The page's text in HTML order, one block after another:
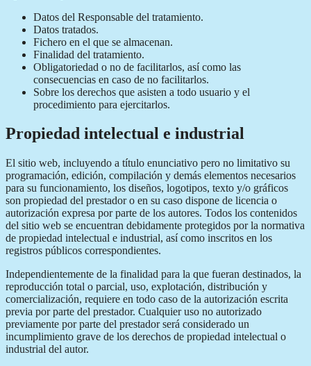
Datos del Responsable del tratamiento.
Datos tratados.
Fichero en el que se almacenan.
Finalidad del tratamiento.
Obligatoriedad o no de facilitarlos, así como las
consecuencias en caso de no facilitarlos.
Sobre los derechos que asisten a todo usuario y el
procedimiento para ejercitarlos.
Propiedad intelectual e industrial
El sitio web, incluyendo a título enunciativo pero no limitativo su
programación, edición, compilación y demás elementos necesarios
para su funcionamiento, los diseños, logotipos, texto y/o gráficos
son propiedad del prestador o en su caso dispone de licencia o
autorización expresa por parte de los autores. Todos los contenidos
del sitio web se encuentran debidamente protegidos por la normativa
de propiedad intelectual e industrial, así como inscritos en los
registros públicos correspondientes.
Independientemente de la finalidad para la que fueran destinados, la
reproducción total o parcial, uso, explotación, distribución y
comercialización, requiere en todo caso de la autorización escrita
previa por parte del prestador. Cualquier uso no autorizado
previamente por parte del prestador será considerado un
incumplimiento grave de los derechos de propiedad intelectual o
industrial del autor.